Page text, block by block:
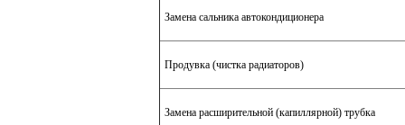
Замена сальника автокондиционера
Продувка (чистка радиаторов)
Замена расширительной (капиллярной) трубка